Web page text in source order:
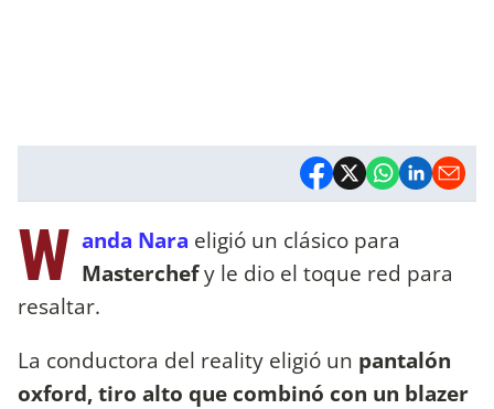
W anda Nara eligió un clásico para
Masterchefy le dio el toque red para
resaltar.
La conductora del reality eligió un pantalón
oxford, tiro alto que combinó con un blazer